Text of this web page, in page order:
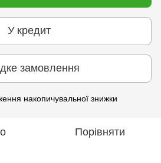
У кредит
замовлення
накопичувальної знижки
Порівняти